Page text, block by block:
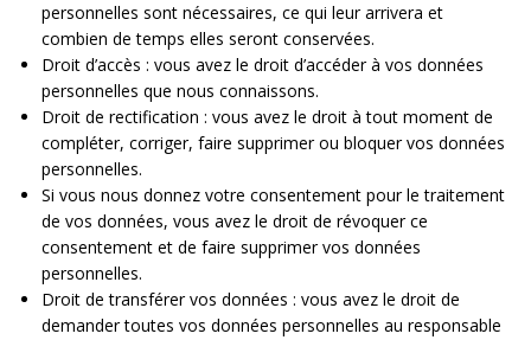
personnelles sont nécessaires, ce qui leur arrivera et
combien de temps elles seront conservées.
Droit d’accès : vous avez le droit d’accéder à vos données
personnelles que nous connaissons.
Droit de rectification : vous avez le droit à tout moment de
compléter, corriger, faire supprimer ou bloquer vos données
personnelles.
Si vous nous donnez votre consentement pour le traitement
de vos données, vous avez le droit de révoquer ce
consentement et de faire supprimer vos données
personnelles.
Droit de transférer vos données : vous avez le droit de
demander toutes vos données personnelles au responsable